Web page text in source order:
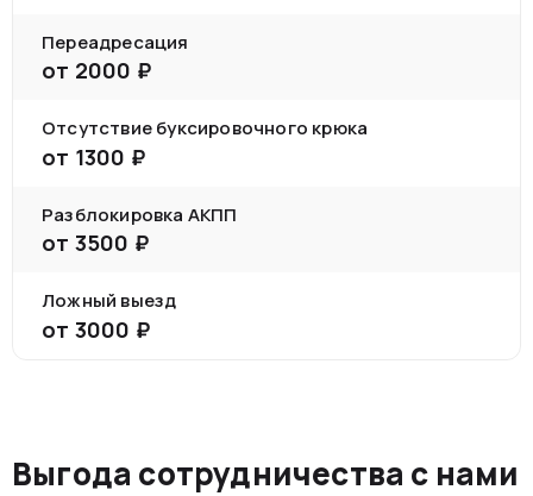
Переадресация
от 2000 ₽
Отсутствие буксировочного крюка
от 1300 ₽
Разблокировка АКПП
от 3500 ₽
Ложный выезд
от 3000 ₽
Выгода сотрудничества с нами